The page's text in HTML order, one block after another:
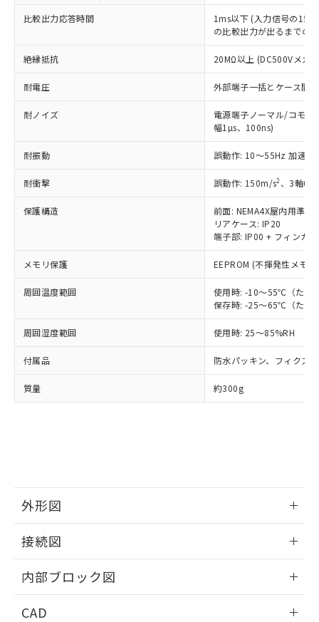
比較出力応答時間
1ms以下 (入力信号の
の比較出力が出るまでの
絶縁抵抗 20MΩ以上 (DC500Vメガ
耐電圧 外部端子一括とケース間:
耐ノイズ
電源端子ノーマル/コモ
幅1µs、100ns)
耐振動 誤動作: 10～55Hz 加速度
耐衝撃 誤動作: 150m/s2 、3軸6
保護構造
前面: NEMA4X屋内用準拠
リアケース: IP20
端子部: IP00 + フィンガ
メモリ保護 EEPROM (不揮発性メモ
周囲温度範囲
使用時: -10～55℃（ただ
保存時: -25～65℃（ただ
周囲湿度範囲 使用時: 25～85%RH
付属品 防水パッキン、フィクス
質量 約300g
外形図
接続図
内部ブロック図
CAD
正式な納期状況および標準価格はお客
様のお取引先、またはお客様担当のオ
ムロン制御機器販売店・当社販売員に
オムロン制御機器販売店や当社販売拠
」をご確認
在庫状況および標準価格結果を当社の
事前の承諾なく第三者に漏洩または開
示しないようお願いします。
マイパーツ機能（部品リスト作成サー
ビス）をご利用いただくには、I-Web
お客様が当ウェブサイト上で当社にご
登録された部品リストについて、当社
および当社の共同利用者が、当社の製
品・サービスに関するお客様との取
引・商談に必要な範囲で利用すること
※当社の共同利用者とは、"個人情報
の「1.共同利
ル) (DEHP)(別名：DOP) 1000ppm以下、フタル酸ブチ
ルベンジル（BBP） 1000ppm以下、フタル酸ジブチル
但し、RoHS指令で産業用監視および制御機器に対する
フタル酸エステル類の４物質については閾値を超える意
部品在庫の切り替え状況などにより、予定
※3 非含有証明書ダウンロード
下記の非含有証明書をダウンロードするこ
とができます。
EU RoHS指令（10物質）の非含有証明書
51物質の非含有証明書（当社基準）
※本証明書は発行日時点で非含有を証明す
るもので、過去に遡って非含有を証明する
また、RoHS指令のフタル酸エステル類４
物質の対応では、対応完了までの期間は出
す。
ニル類) : 1000ppm、 PBDEs(ポリ臭化ジフェニルエーテ
ル類) : 1000ppm、
DBP(フタル酸ジブチル) : 1000ppm、 DIBP(フタル酸ジ
イソブチル) : 1000ppm、 BBP(フタル酸ブチルベンジ
ル) : 1000ppm、
DEHP(フタル酸ビス(2-エチルヘキシル)) : 1000ppm
※2 環境保護使用期限
「ｅ」：有害物質（10物質）のすべてが基
「10」：通常の使用状況下において有害物
質が外部に漏えいし、環境に深刻な影響を
「－」：未確認です。当社販売部門へお問
当社は規制貨物を破棄する場合は、完
全に破砕するなど、違法に輸出されな
いよう必要な手段を講じます。
当社は貴社製品を、核兵器、ミサイ
ル、化学兵器、生物兵器またはその他
武器並びにこれらの製造装置等に一切
当社は、貴社製品を第三者に販売する
場合は、上記1、2および3の内容を当
該第三者に通知します。また当社は、
販売先および販売に係わる関係者が違
法に輸出するおそれがある場合は、取
キャンセル
○
一定数には満たないが在庫あり
在庫なし(最新の在庫状況につ
たはお客様担当のオムロン制御
機器販売店・当社販売員にご確
受注生産機種、また在庫状況の
情報を公開していない機種